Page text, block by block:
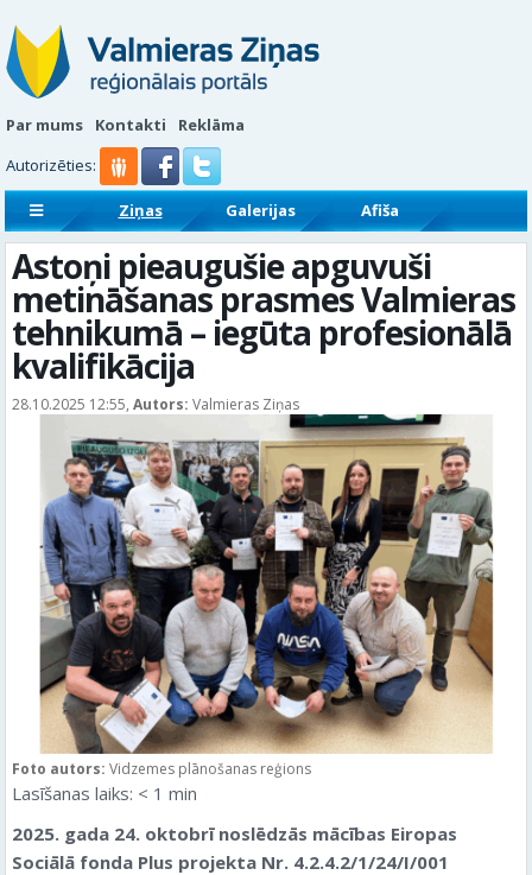
Par mums Kontakti
Reklāma
Autorizēties:
Ziņas Galerijas
Afiša
Sludinājumi
Reklāmraksti
Astoņi pieaugušie apguvuši
metināšanas prasmes Valmieras
tehnikumā – iegūta profesionālā
kvalifikācija
28.10.2025 12:55, Autors: Valmieras Ziņas
Foto autors: Vidzemes plānošanas reģions
Lasīšanas laiks: < 1 min
2025. gada 24. oktobrī noslēdzās mācības Eiropas
Sociālā fonda Plus projekta Nr. 4.2.4.2/1/24/I/001